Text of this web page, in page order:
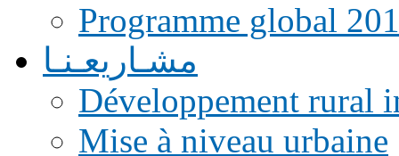
Programme global
مشـاريعـنـا
Développement rural
Mise à niveau urbaine